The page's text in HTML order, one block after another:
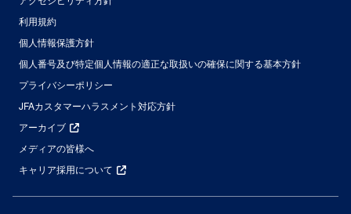
利用規約
個人情報保護方針
個人番号及び特定個人情報の適正な取扱いの確保に関する基本方針
プライバシーポリシー
JFAカスタマーハラスメント対応方針
アーカイブ
メディアの皆様へ
キャリア採用について